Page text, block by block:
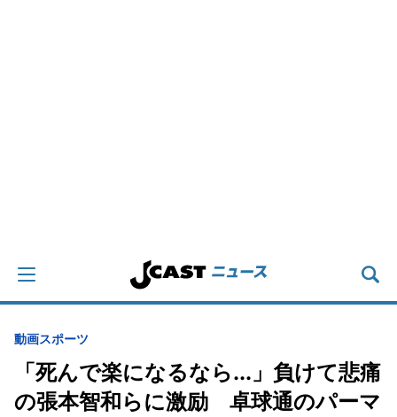
動画スポーツ
「死んで楽になるなら...」負けて悲痛
の張本智和らに激励 卓球通のパーマ